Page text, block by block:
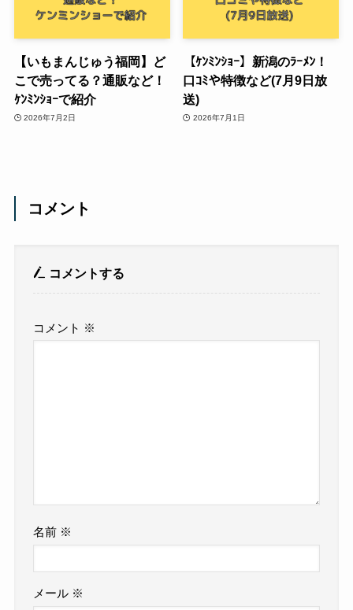
【いもまんじゅう福岡】ど
こで売ってる？通販など！
ｹﾝﾐﾝｼｮｰで紹介
2026年7月2日
【ｹﾝﾐﾝｼｮｰ】新潟のﾗｰﾒﾝ！
口ｺﾐや特徴など(7月9日放
送)
2026年7月1日
コメント
コメントする
コメント ※
名前 ※
メール ※